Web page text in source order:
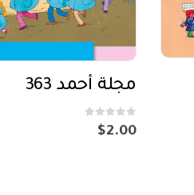
مجلة أحمد 363
0
$2.00